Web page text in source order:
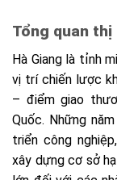
Tổng quan
Hà Giang là tỉnh
vị trí chiến lược
– điểm giao
Quốc. Những
triển công
xây dựng cơ sở